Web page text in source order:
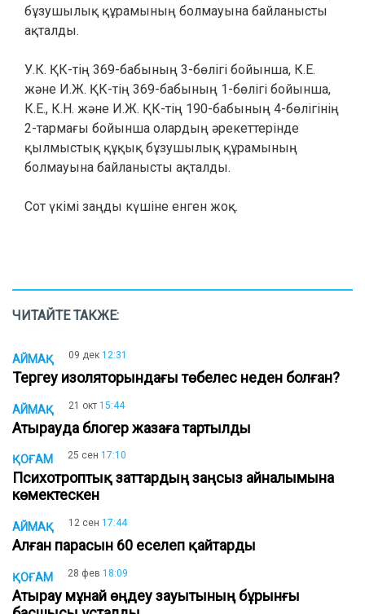
бұзушылық құрамының болмауына байланысты
ақталды.
У.К. ҚК-тің 369-бабының 3-бөлігі бойынша, К.Е.
және И.Ж. ҚК-тің 369-бабының 1-бөлігі бойынша,
К.Е., К.Н. және И.Ж. ҚК-тің 190-бабының 4-бөлігінің
2-тармағы бойынша олардың әрекеттерінде
қылмыстық құқық бұзушылық құрамының
болмауына байланысты ақталды.
Сот үкімі заңды күшіне енген жоқ.
ЧИТАЙТЕ ТАКЖЕ:
АЙМАҚ 09 дек 12:31
Тергеу изоляторындағы төбелес неден болған?
АЙМАҚ 21 окт 15:44
Атырауда блогер жазаға тартылды
ҚОҒАМ 25 сен 17:10
Психотроптық заттардың заңсыз айналымына
көмектескен
АЙМАҚ 12 сен 17:44
Алған парасын 60 еселеп қайтарды
ҚОҒАМ 28 фев 18:09
Атырау мұнай өңдеу зауытының бұрынғы